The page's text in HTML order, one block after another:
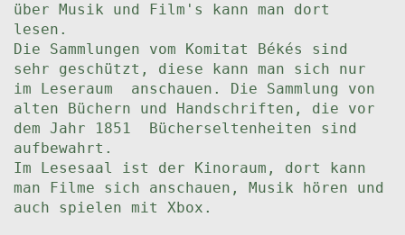
über Musik und Film's kann man dort
lesen.
Die Sammlungen vom Komitat Békés sind
sehr geschützt, diese kann man sich nur
im Leseraum anschauen. Die Sammlung von
alten Büchern und Handschriften, die vor
dem Jahr 1851 Bücherseltenheiten sind
aufbewahrt.
Im Lesesaal ist der Kinoraum, dort kann
man Filme sich anschauen, Musik hören und
auch spielen mit Xbox.